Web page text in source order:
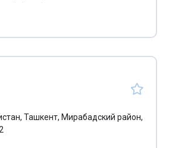
озвучивания залов
Ташкент, Мирабадский район,